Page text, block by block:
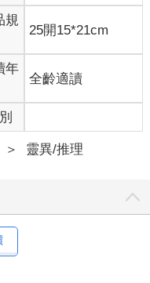
規
25開15*21cm
年
全齡適讀
＞ 靈異/推理